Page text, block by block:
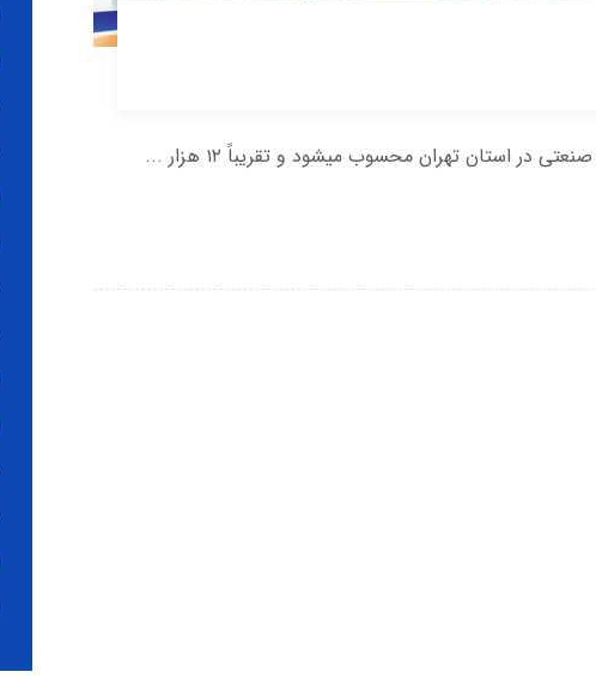
استان تهران محسوب میشود و تقریباً ۱۲ هزار ...